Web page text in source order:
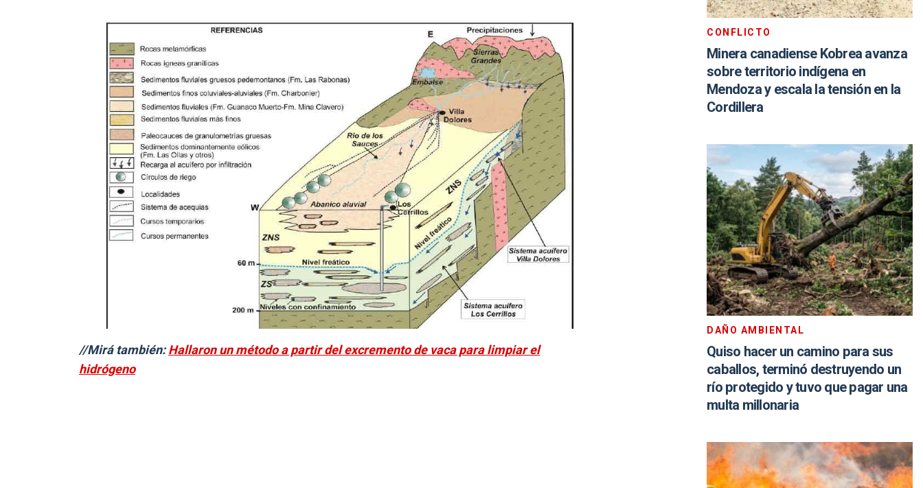
//Mirá también:Hallaron un método a partir del excremento de vaca para limpiar el
hidrógeno
CONFLICTO
Minera canadiense Kobrea avanza
sobre territorio indígena en
Mendoza y escala la tensión en la
Cordillera
DAÑO AMBIENTAL
Quiso hacer un camino para sus
caballos, terminó destruyendo un
río protegido y tuvo que pagar una
multa millonaria